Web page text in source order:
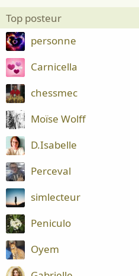
Top posteur
personne
Carnicella
chessmec
Moïse Wolff
D.Isabelle
Perceval
simlecteur
Peniculo
Oyem